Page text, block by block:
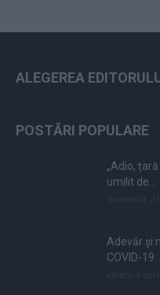
ALEGEREA
POSTĂRI POPULARE
„Adio,
umilit de...
Adevăr și
COVID-19.